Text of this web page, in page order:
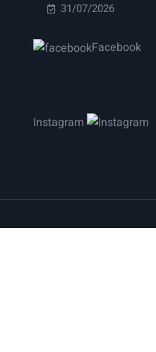
31/07/2026
Facebook
Instagram